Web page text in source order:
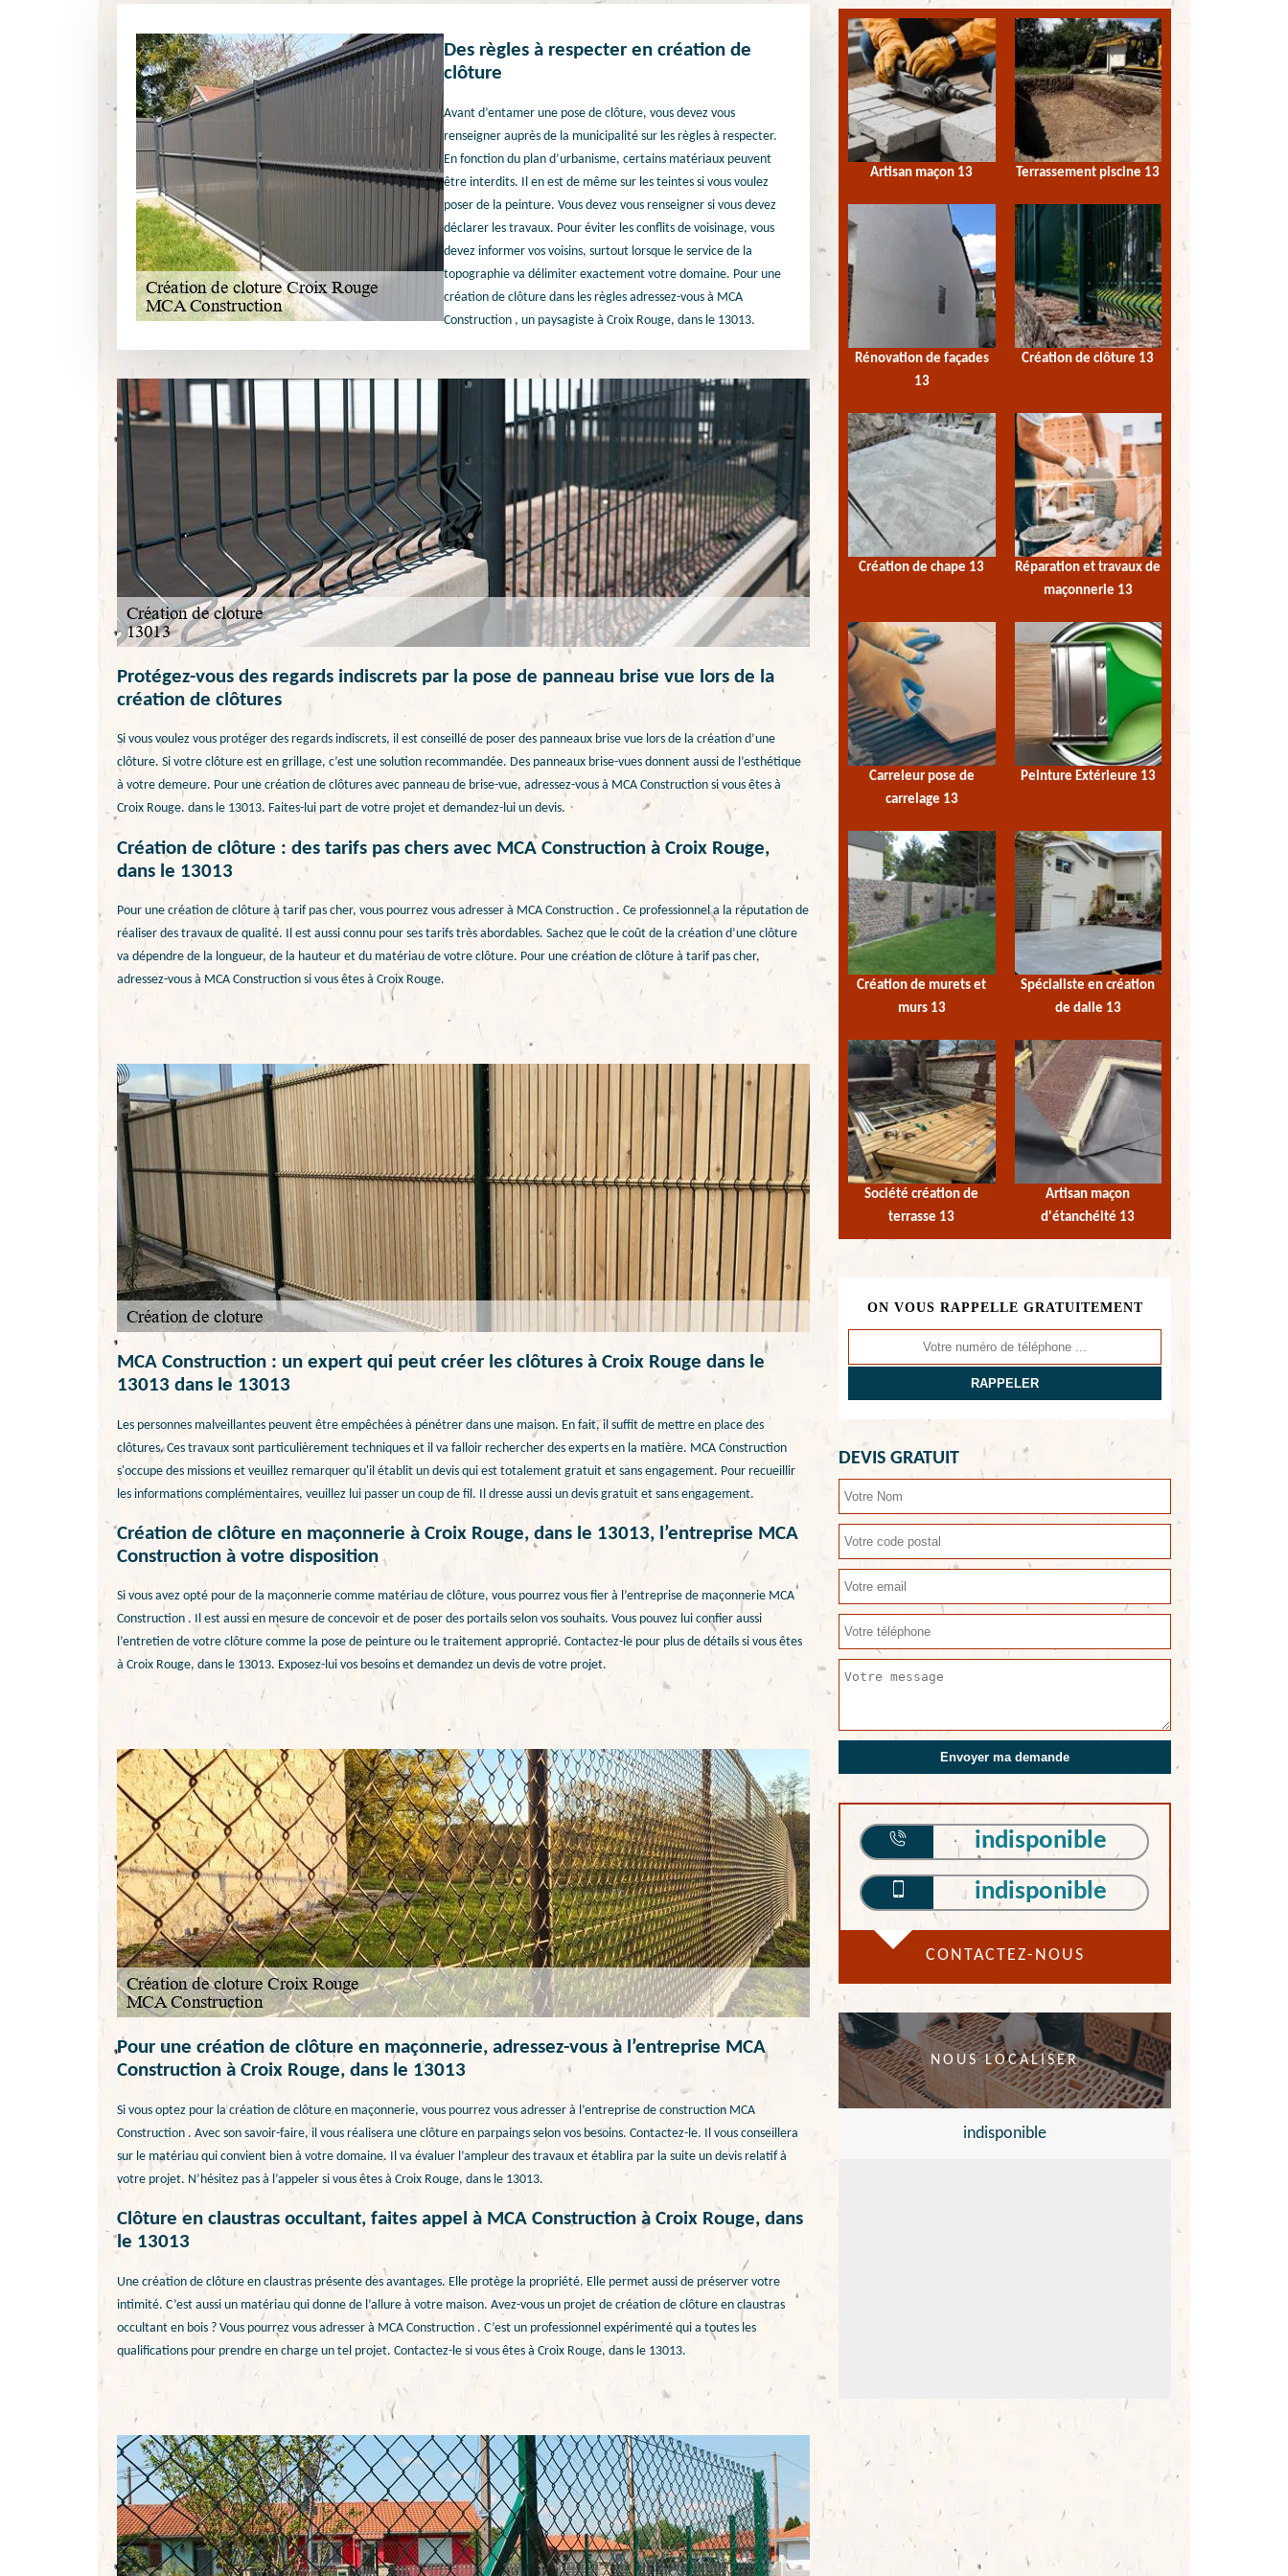
Des règles à respecter en création de
clôture
Avant d’entamer une pose de clôture, vous devez vous
renseigner auprès de la municipalité sur les règles à respecter.
En fonction du plan d’urbanisme, certains matériaux peuvent
être interdits. Il en est de même sur les teintes si vous voulez
poser de la peinture. Vous devez vous renseigner si vous devez
déclarer les travaux. Pour éviter les conflits de voisinage, vous
devez informer vos voisins, surtout lorsque le service de la
topographie va délimiter exactement votre domaine. Pour une
création de clôture dans les règles adressez-vous à MCA
Construction , un paysagiste à Croix Rouge, dans le 13013.
Protégez-vous des regards indiscrets par la pose de panneau brise vue lors de la
création de clôtures
Si vous voulez vous protéger des regards indiscrets, il est conseillé de poser des panneaux brise vue lors de la création d’une
clôture. Si votre clôture est en grillage, c’est une solution recommandée. Des panneaux brise-vues donnent aussi de l’esthétique
à votre demeure. Pour une création de clôtures avec panneau de brise-vue, adressez-vous à MCA Construction si vous êtes à
Croix Rouge. dans le 13013. Faites-lui part de votre projet et demandez-lui un devis.
Création de clôture : des tarifs pas chers avec MCA Construction à Croix Rouge,
dans le 13013
Pour une création de clôture à tarif pas cher, vous pourrez vous adresser à MCA Construction . Ce professionnel a la réputation de
réaliser des travaux de qualité. Il est aussi connu pour ses tarifs très abordables. Sachez que le coût de la création d’une clôture
va dépendre de la longueur, de la hauteur et du matériau de votre clôture. Pour une création de clôture à tarif pas cher,
adressez-vous à MCA Construction si vous êtes à Croix Rouge.
MCA Construction : un expert qui peut créer les clôtures à Croix Rouge dans le
13013 dans le 13013
Les personnes malveillantes peuvent être empêchées à pénétrer dans une maison. En fait, il suffit de mettre en place des
clôtures. Ces travaux sont particulièrement techniques et il va falloir rechercher des experts en la matière. MCA Construction
s'occupe des missions et veuillez remarquer qu'il établit un devis qui est totalement gratuit et sans engagement. Pour recueillir
les informations complémentaires, veuillez lui passer un coup de fil. Il dresse aussi un devis gratuit et sans engagement.
Création de clôture en maçonnerie à Croix Rouge, dans le 13013, l’entreprise MCA
Construction à votre disposition
Si vous avez opté pour de la maçonnerie comme matériau de clôture, vous pourrez vous fier à l’entreprise de maçonnerie MCA
Construction . Il est aussi en mesure de concevoir et de poser des portails selon vos souhaits. Vous pouvez lui confier aussi
l’entretien de votre clôture comme la pose de peinture ou le traitement approprié. Contactez-le pour plus de détails si vous êtes
à Croix Rouge, dans le 13013. Exposez-lui vos besoins et demandez un devis de votre projet.
Pour une création de clôture en maçonnerie, adressez-vous à l’entreprise MCA
Construction à Croix Rouge, dans le 13013
Si vous optez pour la création de clôture en maçonnerie, vous pourrez vous adresser à l’entreprise de construction MCA
Construction . Avec son savoir-faire, il vous réalisera une clôture en parpaings selon vos besoins. Contactez-le. Il vous conseillera
sur le matériau qui convient bien à votre domaine. Il va évaluer l’ampleur des travaux et établira par la suite un devis relatif à
votre projet. N’hésitez pas à l’appeler si vous êtes à Croix Rouge, dans le 13013.
Clôture en claustras occultant, faites appel à MCA Construction à Croix Rouge, dans
le 13013
Une création de clôture en claustras présente des avantages. Elle protège la propriété. Elle permet aussi de préserver votre
intimité. C’est aussi un matériau qui donne de l’allure à votre maison. Avez-vous un projet de création de clôture en claustras
occultant en bois ? Vous pourrez vous adresser à MCA Construction . C’est un professionnel expérimenté qui a toutes les
qualifications pour prendre en charge un tel projet. Contactez-le si vous êtes à Croix Rouge, dans le 13013.
Artisan maçon 13 Terrassement piscine 13
Rénovation de façades
13
Création de clôture 13
Création de chape 13
Réparation et travaux de
maçonnerie 13
Carreleur pose de
carrelage 13
Peinture Extérieure 13
Création de murets et
murs 13
Spécialiste en création
de dalle 13
Société création de
terrasse 13
Artisan maçon
d'étanchéité 13
ON VOUS RAPPELLE GRATUITEMENT
DEVIS GRATUIT
indisponible
indisponible
CONTACTEZ-NOUS
NOUS LOCALISER
indisponible